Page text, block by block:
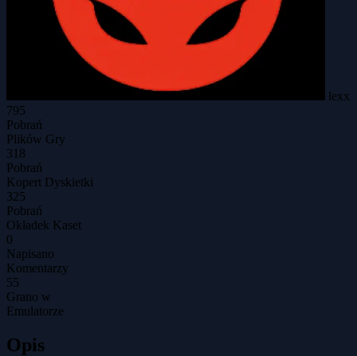
lexx
795
Pobrań
Plików Gry
318
Pobrań
Kopert Dyskietki
325
Pobrań
Okładek Kaset
0
Napisano
Komentarzy
55
Grano w
Emulatorze
Opis